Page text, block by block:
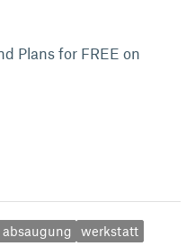
Plans for FREE on
absaugung werkstatt